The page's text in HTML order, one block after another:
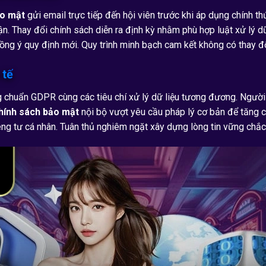
mật gửi email trực tiếp đến hội viên trước khi áp dụng chính
Thay đổi chính sách diễn ra định kỳ nhằm phù hợp luật xử lý
ý quy định mới. Quy trình minh bạch cam kết không có thay
tế
chuẩn GDPR cùng các tiêu chí xử lý dữ liệu tương đương.
sách bảo mật nội bộ vượt yêu cầu pháp lý cơ bản để tăng
tư cá nhân. Tuân thủ nghiêm ngặt xây dựng lòng tin vững